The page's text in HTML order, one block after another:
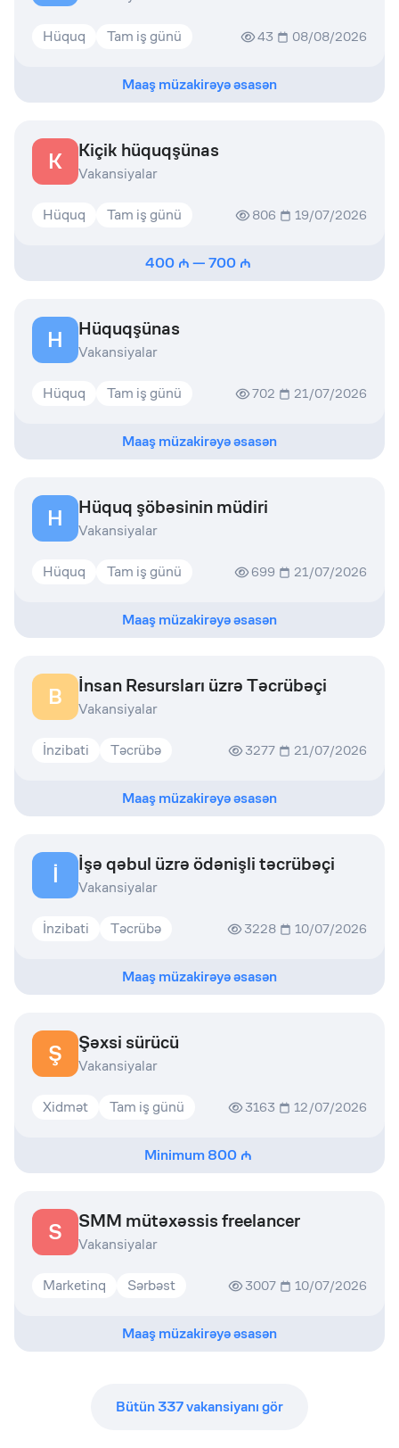
Hüquq Tam iş günü 43 08/08/2026
Maaş müzakirəyə əsasən
K Kiçik hüquqşünas
Vakansiyalar
Hüquq Tam iş günü 806 19/07/2026
400 —700
H Hüquqşünas
Vakansiyalar
Hüquq Tam iş günü 702 21/07/2026
Maaş müzakirəyə əsasən
H Hüquq şöbəsinin müdiri
Vakansiyalar
Hüquq Tam iş günü 699 21/07/2026
Maaş müzakirəyə əsasən
B İnsan Resursları üzrə Təcrübəçi
Vakansiyalar
İnzibati Təcrübə 3277 21/07/2026
Maaş müzakirəyə əsasən
İ İşə qəbul üzrə ödənişli təcrübəçi
Vakansiyalar
İnzibati Təcrübə 3228 10/07/2026
Maaş müzakirəyə əsasən
Ş Şəxsi sürücü
Vakansiyalar
Xidmət Tam iş günü 3163 12/07/2026
Minimum800
S SMM mütəxəssis freelancer
Vakansiyalar
Marketinq Sərbəst 3007 10/07/2026
Maaş müzakirəyə əsasən
Bütün337vakansiyanı gör